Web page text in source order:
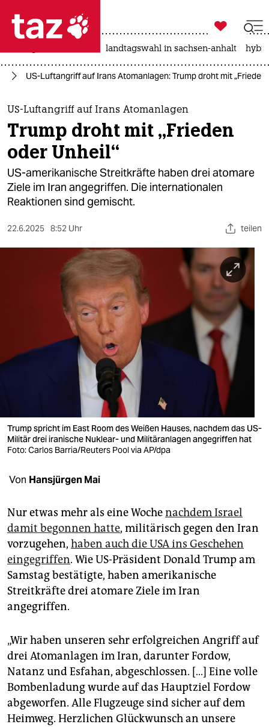
 taz zahl ich
taz zahl ich
themen
politik
öko
gesellschaft
sport
verlag
shop
fragen & hilfe
genossenschaft
epaper login

taz zahl ich
landtagswahl in sachsen-anhalt
US-Luftangriff auf Irans Atomanlagen: Trump droht mit „Frieden
US-Luftangriff auf Irans Atomanlagen
Trump droht mit „Frieden
oder Unheil“
US-amerikanische Streitkräfte haben drei atomare
Ziele im Iran angegriffen. Die internationalen
Reaktionen sind gemischt.
22.6.2025 8:52 Uhr teilen
Trump spricht im East Room des Weißen Hauses, nachdem das US-
Militär drei iranische Nuklear- und Militäranlagen angegriffen hat
Foto: Carlos Barria/Reuters Pool via AP/dpa
Von Hansjürgen Mai
Nur etwas mehr als eine Wochenachdem Israel
damit begonnen hatte, militärisch gegen den Iran
vorzugehen, haben auch die USA ins Geschehen
eingegriffen. Wie US-Präsident Donald Trump am
Samstag bestätigte, haben amerikanische
Streitkräfte drei atomare Ziele im Iran
angegriffen.
„Wir haben unseren sehr erfolgreichen Angriff auf
drei Atomanlagen im Iran, darunter Fordow,
Natanz und Esfahan, abgeschlossen. […] Eine volle
Bombenladung wurde auf das Hauptziel Fordow
abgeworfen. Alle Flugzeuge sind sicher auf dem
Heimweg. Herzlichen Glückwunsch an unsere